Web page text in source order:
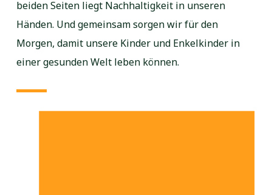
beiden Seiten liegt Nachhaltigkeit in unseren
Händen. Und gemeinsam sorgen wir für den
Morgen, damit unsere Kinder und Enkelkinder in
einer gesunden Welt leben können.